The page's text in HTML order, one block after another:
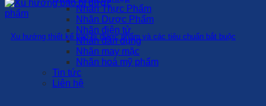
Nhãn Thực Phẩm
Nhãn Dược Phẩm
Nhãn điện tử
Nhãn dân dụng
Nhãn may mặc
Nhãn hoá mỹ phẩm
Tin tức
Liên hệ
Xu hướng thiết kế bao bì dược phẩm và các tiêu chuẩn bắt buộc